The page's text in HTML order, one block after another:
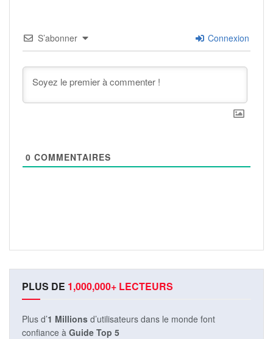
S’abonner Connexion
0 COMMENTAIRES
PLUS DE 1,000,000+ LECTEURS
Plus d’1 Millions d’utilisateurs dans le monde font
confiance à Guide Top 5